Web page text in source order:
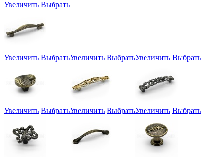
Увеличить Выбрать
Увеличить ВыбратьУвеличить ВыбратьУвеличить Выбрать
Увеличить ВыбратьУвеличить ВыбратьУвеличить Выбрать